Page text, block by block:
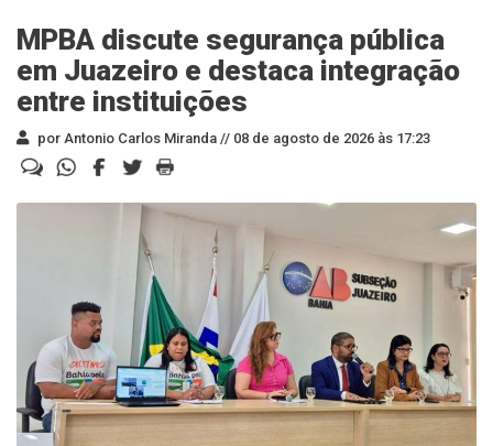
MPBA discute segurança pública
em Juazeiro e destaca integração
entre instituições
por Antonio Carlos Miranda // 08 de agosto de 2026 às 17:23